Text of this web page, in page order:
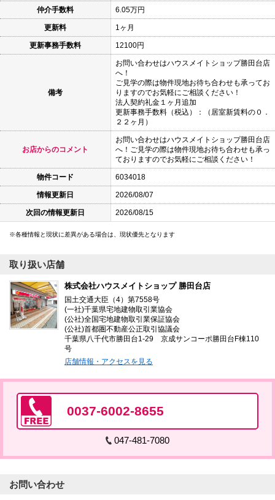
仲介手数料 6.05万円
更新料 1ヶ月
更新事務手数料 12100円
備考
お問い合わせはハウスメイトショップ勝田台店
へ！
ご見学の際は物件現地お待ち合わせも承ってお
りますのでお気軽にご相談ください！
法人契約礼金１ヶ月追加
更新事務手数料（税込）：（居室新賃料の０．
２２ヶ月）
お店からのコメント
お問い合わせはハウスメイトショップ勝田台店
へ！ご見学の際は物件現地お待ち合わせも承っ
ておりますのでお気軽にご相談ください！
物件コード 6034018
情報更新日 2026/08/07
次回の情報更新日 2026/08/15
各種情報と現状に差異がある場合は、現状優先となります
取り扱い店舗
株式会社ハウスメイトショップ 勝田台店
国土交通大臣（4）第7558号
(一社)千葉県宅地建物取引業協会
(公社)全国宅地建物取引業保証協会
(公社)首都圏不動産公正取引協議会
千葉県八千代市勝田台1-29 京成サンコーポ勝田台F棟110
号
店舗情報・アクセスを見る
0037-6002-8655
047-481-7080
お問い合わせ